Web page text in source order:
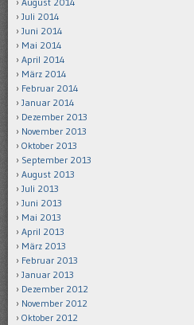
Juli 2014
Juni 2014
Mai 2014
April 2014
März 2014
Februar 2014
Januar 2014
Dezember 2013
November 2013
Oktober 2013
September 2013
August 2013
Juli 2013
Juni 2013
Mai 2013
April 2013
März 2013
Februar 2013
Januar 2013
Dezember 2012
November 2012
Oktober 2012